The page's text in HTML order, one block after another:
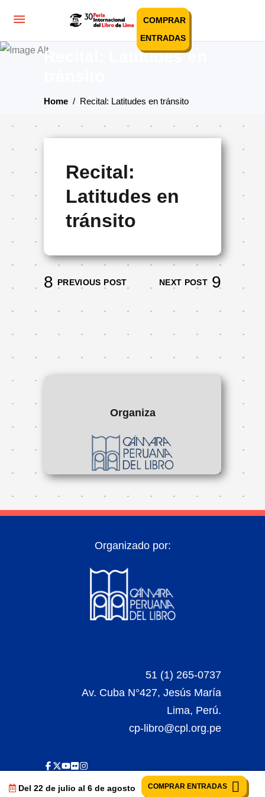
COMPRAR
ENTRADAS
Recital: Latitudes en
Home / Recital: Latitudes en tránsito
Recital:
Latitudes en
tránsito
PREVIOUS POST NEXT POST
Organiza
Organizado por:
Del 22 de julio al 6 de agosto COMPRAR ENTRADAS
51 (1) 265-0737
Av. Cuba N°427, Jesús María
Lima, Perú.
cp-libro@cpl.org.pe